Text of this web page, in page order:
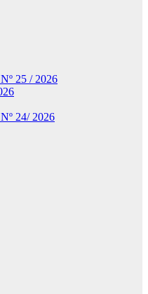
25 / 2026
24/ 2026